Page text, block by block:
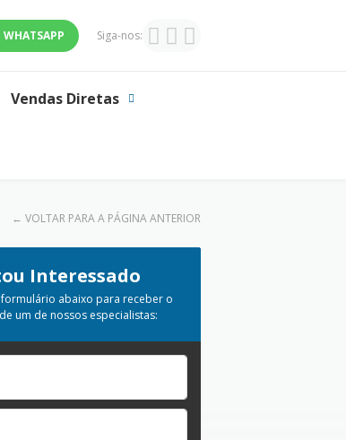
WHATSAPP Siga-nos:
Vendas Diretas
← VOLTAR PARA A PÁGINA ANTERIOR
Interessado
formulário abaixo para receber o
um de nossos especialistas: